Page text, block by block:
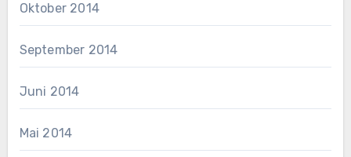
Oktober 2014
September 2014
Juni 2014
Mai 2014